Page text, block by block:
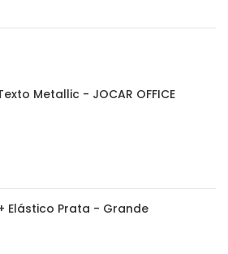
Metallic - JOCAR OFFICE
Elástico Prata - Grande